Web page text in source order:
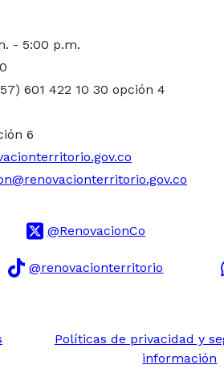
- 5:00 p.m.
601 422 10 30 opción 4
6
@RenovacionCo
@renovacionterritorio
Políticas de privacidad y
información